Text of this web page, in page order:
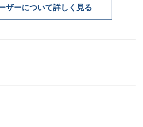
ザーについて詳しく見る